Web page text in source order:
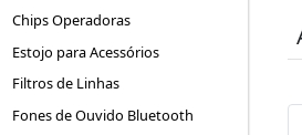
Chips Operadoras
Estojo para Acessórios
Filtros de Linhas
Fones de Ouvido Bluetooth